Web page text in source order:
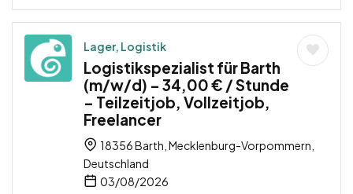
Lager, Logistik
Logistikspezialist für Barth
(m/w/d) – 34,00 € / Stunde
– Teilzeitjob, Vollzeitjob,
Freelancer
18356 Barth, Mecklenburg-Vorpommern,
Deutschland
03/08/2026